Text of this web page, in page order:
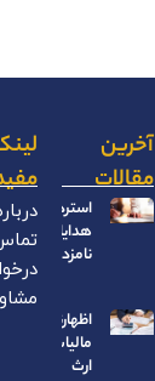
آخرین
مقالات
استرداد
هدایای
نامزدی
اظهارنامه
مالیات بر
ارث